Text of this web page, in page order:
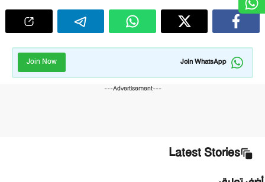
Join WhatsApp
Join Now
---Advertisement---
Latest Stories